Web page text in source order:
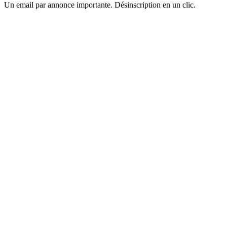
Un email par annonce importante. Désinscription en un clic.